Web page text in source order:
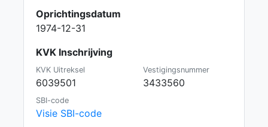
Oprichtingsdatum
1974-12-31
KVK Inschrijving
KVK Uitreksel
6039501
Vestigingsnummer
3433560
SBI-code
Visie SBI-code